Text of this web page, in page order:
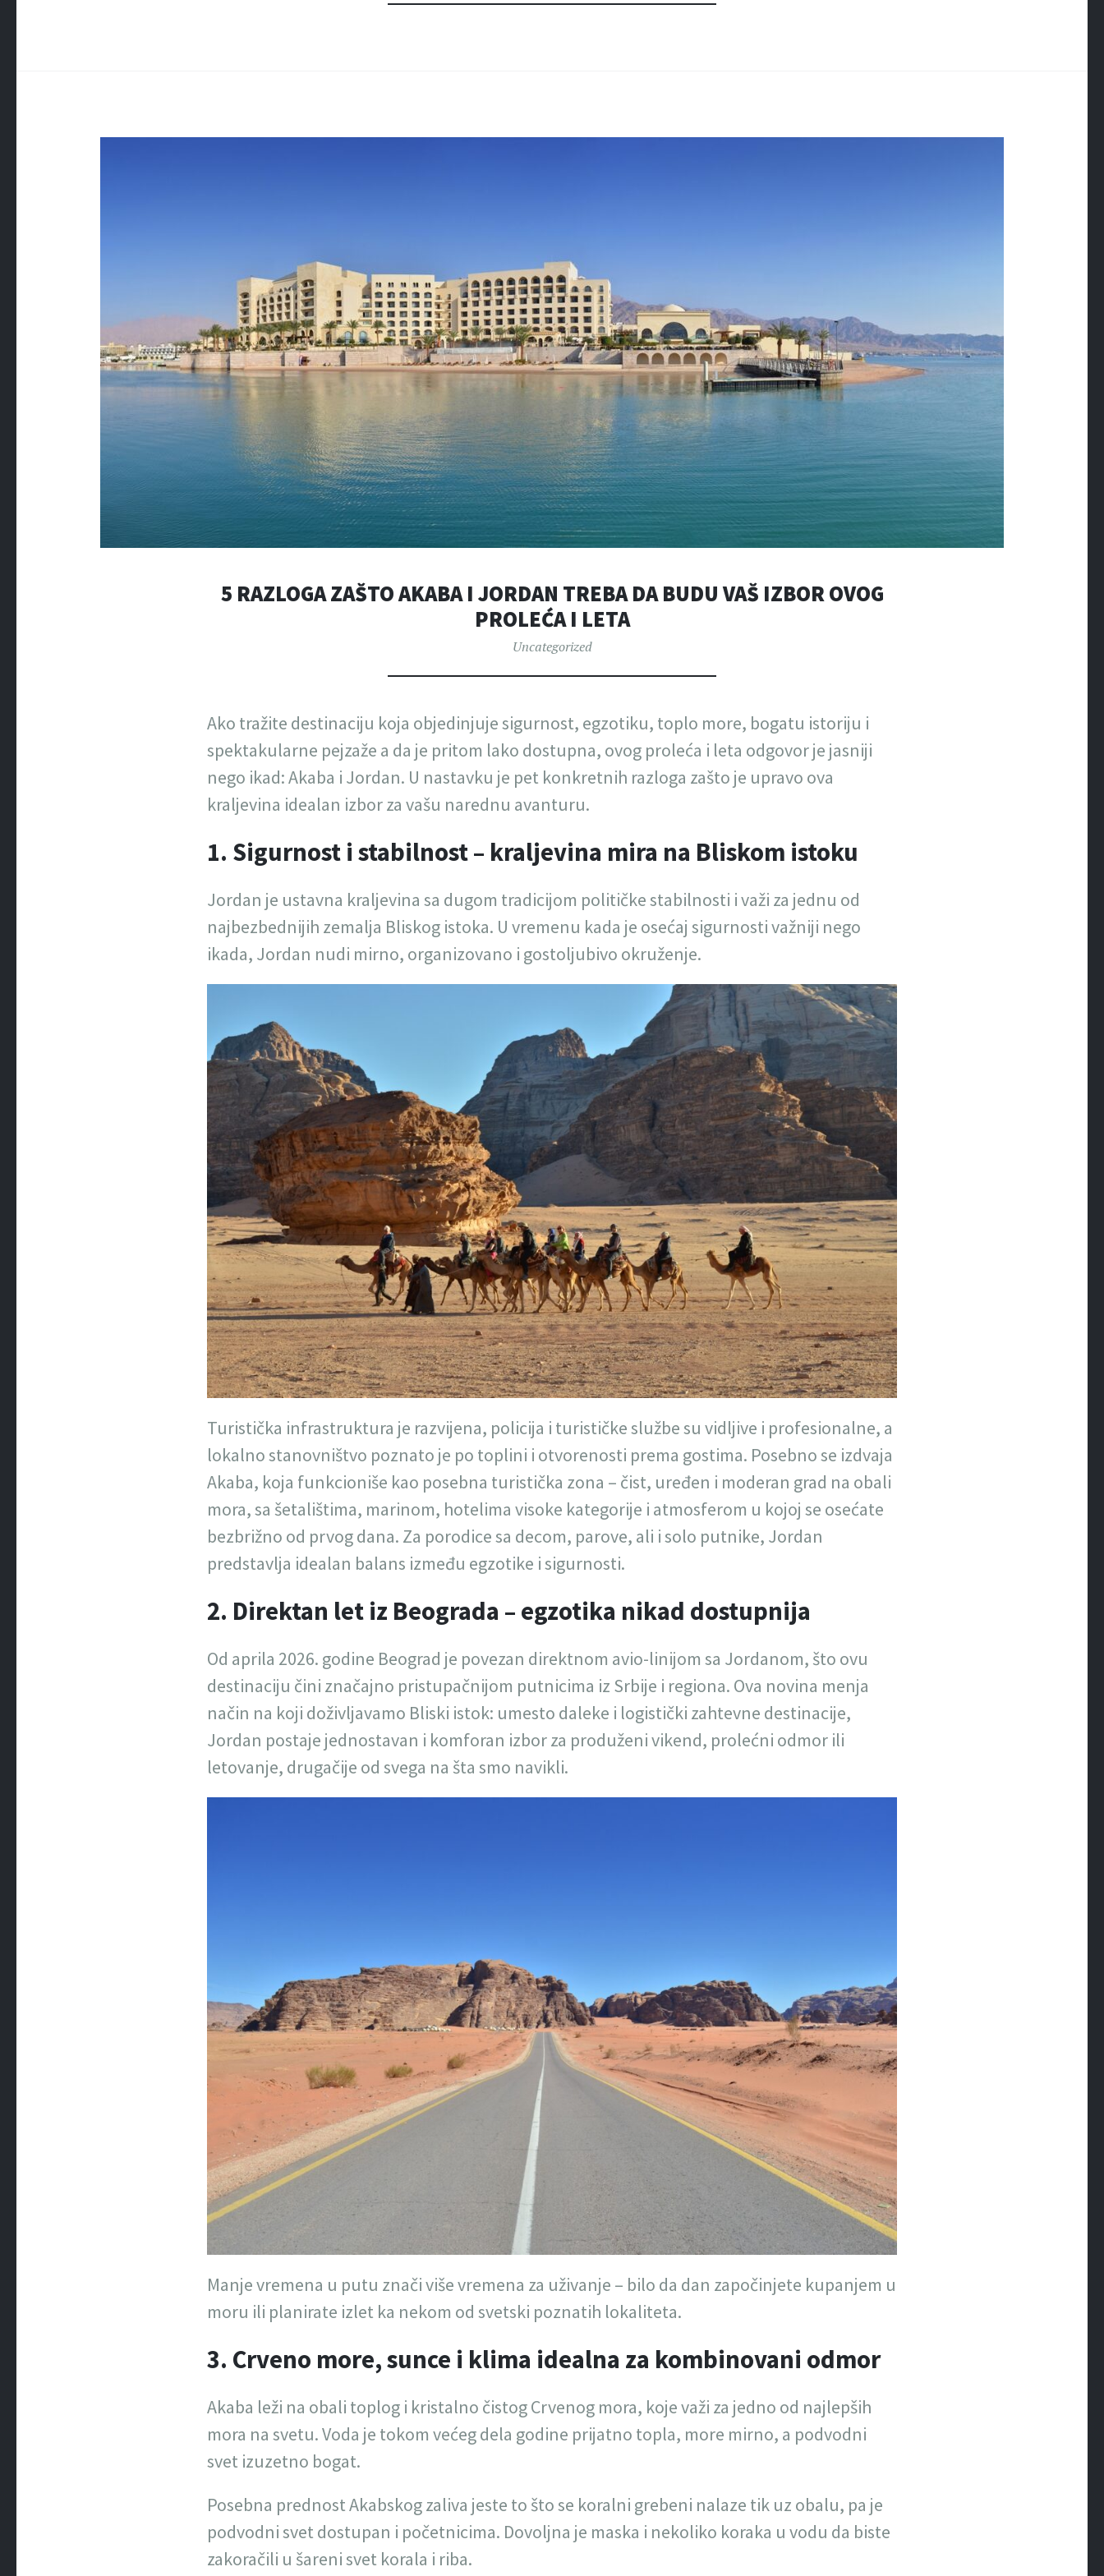
5 RAZLOGA ZAŠTO AKABA I JORDAN TREBA DA BUDU VAŠ IZBOR OVOG
PROLEĆA I LETA
Uncategorized
Ako tražite destinaciju koja objedinjuje sigurnost, egzotiku, toplo more, bogatu istoriju i
spektakularne pejzaže a da je pritom lako dostupna, ovog proleća i leta odgovor je jasniji
nego ikad: Akaba i Jordan. U nastavku je pet konkretnih razloga zašto je upravo ova
kraljevina idealan izbor za vašu narednu avanturu.
1. Sigurnost i stabilnost – kraljevina mira na Bliskom istoku
Jordan je ustavna kraljevina sa dugom tradicijom političke stabilnosti i važi za jednu od
najbezbednijih zemalja Bliskog istoka. U vremenu kada je osećaj sigurnosti važniji nego
ikada, Jordan nudi mirno, organizovano i gostoljubivo okruženje.
Turistička infrastruktura je razvijena, policija i turističke službe su vidljive i profesionalne, a
lokalno stanovništvo poznato je po toplini i otvorenosti prema gostima. Posebno se izdvaja
Akaba, koja funkcioniše kao posebna turistička zona – čist, uređen i moderan grad na obali
mora, sa šetalištima, marinom, hotelima visoke kategorije i atmosferom u kojoj se osećate
bezbrižno od prvog dana. Za porodice sa decom, parove, ali i solo putnike, Jordan
predstavlja idealan balans između egzotike i sigurnosti.
2. Direktan let iz Beograda – egzotika nikad dostupnija
Od aprila 2026. godine Beograd je povezan direktnom avio-linijom sa Jordanom, što ovu
destinaciju čini značajno pristupačnijom putnicima iz Srbije i regiona. Ova novina menja
način na koji doživljavamo Bliski istok: umesto daleke i logistički zahtevne destinacije,
Jordan postaje jednostavan i komforan izbor za produženi vikend, prolećni odmor ili
letovanje, drugačije od svega na šta smo navikli.
Manje vremena u putu znači više vremena za uživanje – bilo da dan započinjete kupanjem u
moru ili planirate izlet ka nekom od svetski poznatih lokaliteta.
3. Crveno more, sunce i klima idealna za kombinovani odmor
Akaba leži na obali toplog i kristalno čistog Crvenog mora, koje važi za jedno od najlepših
mora na svetu. Voda je tokom većeg dela godine prijatno topla, more mirno, a podvodni
svet izuzetno bogat.
Posebna prednost Akabskog zaliva jeste to što se koralni grebeni nalaze tik uz obalu, pa je
podvodni svet dostupan i početnicima. Dovoljna je maska i nekoliko koraka u vodu da biste
zakoračili u šareni svet korala i riba.